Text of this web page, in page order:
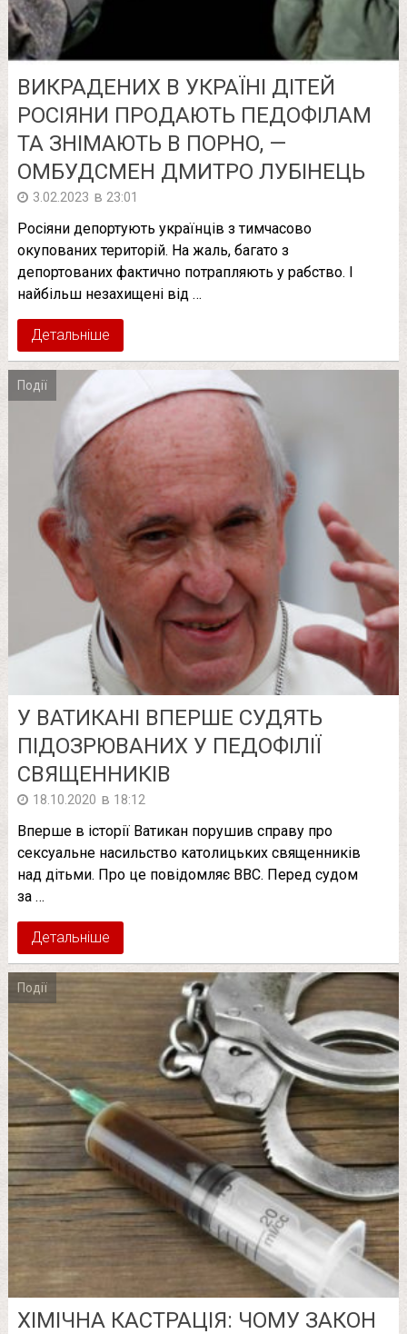
ВИКРАДЕНИХ В УКРАЇНІ ДІТЕЙ
РОСІЯНИ ПРОДАЮТЬ ПЕДОФІЛАМ
ТА ЗНІМАЮТЬ В ПОРНО, —
ОМБУДСМЕН ДМИТРО ЛУБІНЕЦЬ
3.02.2023 в 23:01
Росіяни депортують українців з тимчасово
окупованих територій. На жаль, багато з
депортованих фактично потрапляють у рабство. І
найбільш незахищені від …
Детальніше
Події
У ВАТИКАНІ ВПЕРШЕ СУДЯТЬ
ПІДОЗРЮВАНИХ У ПЕДОФІЛІЇ
СВЯЩЕННИКІВ
18.10.2020 в 18:12
Вперше в історії Ватикан порушив справу про
сексуальне насильство католицьких священників
над дітьми. Про це повідомляє BBC. Перед судом
за …
Детальніше
Події
ХІМІЧНА КАСТРАЦІЯ: ЧОМУ ЗАКОН